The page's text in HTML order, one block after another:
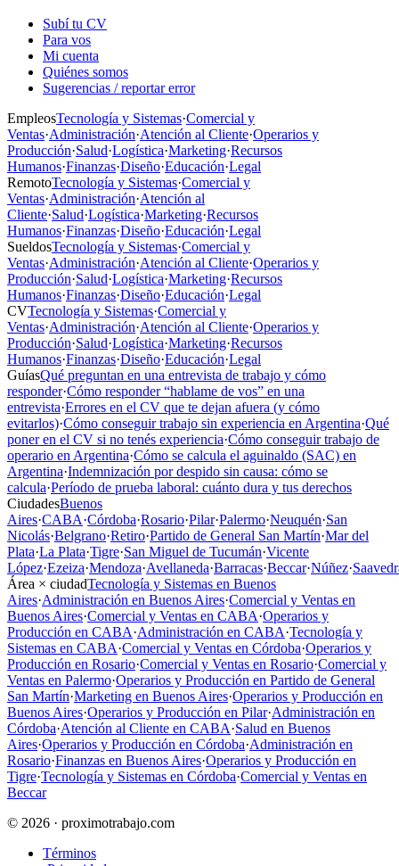
Subí tu CV
Para vos
Mi cuenta
Quiénes somos
Sugerencias / reportar error
EmpleosTecnología y Sistemas·Comercial y
Ventas·Administración·Atención al Cliente·Operarios y
Producción·Salud·Logística·Marketing·Recursos
Humanos·Finanzas·Diseño·Educación·Legal
RemotoTecnología y Sistemas·Comercial y
Ventas·Administración·Atención al
Cliente·Salud·Logística·Marketing·Recursos
Humanos·Finanzas·Diseño·Educación·Legal
SueldosTecnología y Sistemas·Comercial y
Ventas·Administración·Atención al Cliente·Operarios y
Producción·Salud·Logística·Marketing·Recursos
Humanos·Finanzas·Diseño·Educación·Legal
CVTecnología y Sistemas·Comercial y
Ventas·Administración·Atención al Cliente·Operarios y
Producción·Salud·Logística·Marketing·Recursos
Humanos·Finanzas·Diseño·Educación·Legal
GuíasQué preguntan en una entrevista de trabajo y cómo
responder·Cómo responder “hablame de vos” en una
entrevista·Errores en el CV que te dejan afuera (y cómo
evitarlos)·Cómo conseguir trabajo sin experiencia en Argentina·Qué
poner en el CV si no tenés experiencia·Cómo conseguir trabajo de
operario en Argentina·Cómo se calcula el aguinaldo (SAC) en
Argentina·Indemnización por despido sin causa: cómo se
calcula·Período de prueba laboral: cuánto dura y tus derechos
CiudadesBuenos
Aires·CABA·Córdoba·Rosario·Pilar·Palermo·Neuquén·San
Nicolás·Belgrano·Retiro·Partido de General San Martín·Mar del
Plata·La Plata·Tigre·San Miguel de Tucumán·Vicente
López·Ezeiza·Mendoza·Avellaneda·Barracas·Beccar·Núñez·
Área × ciudadTecnología y Sistemas en Buenos
Aires·Administración en Buenos Aires·Comercial y Ventas en
Buenos Aires·Comercial y Ventas en CABA·Operarios y
Producción en CABA·Administración en CABA·Tecnología y
Sistemas en CABA·Comercial y Ventas en Córdoba·Operarios y
Producción en Rosario·Comercial y Ventas en Rosario·Comercial y
Ventas en Palermo·Operarios y Producción en Partido de General
San Martín·Marketing en Buenos Aires·Operarios y Producción en
Buenos Aires·Operarios y Producción en Pilar·Administración en
Córdoba·Atención al Cliente en CABA·Salud en Buenos
Aires·Operarios y Producción en Córdoba·Administración en
Rosario·Finanzas en Buenos Aires·Operarios y Producción en
Tigre·Tecnología y Sistemas en Córdoba·Comercial y Ventas en
Beccar
© 2026 · proximotrabajo.com
Términos